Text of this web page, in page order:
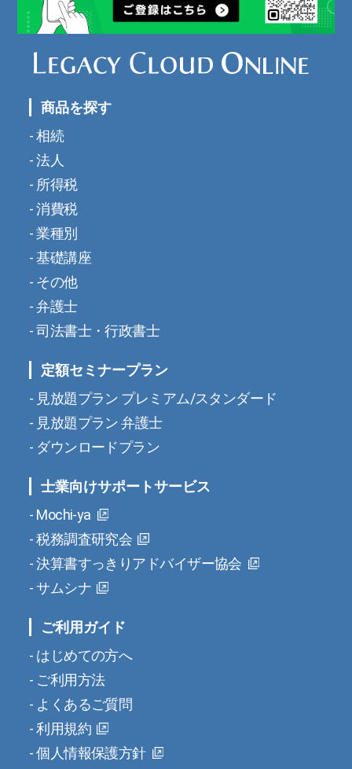
商品を探す
相続
法人
所得税
消費税
業種別
基礎講座
その他
弁護士
司法書士・行政書士
定額セミナープラン
見放題プラン プレミアム/スタンダード
見放題プラン 弁護士
ダウンロードプラン
士業向けサポートサービス
Mochi-ya
税務調査研究会
決算書すっきりアドバイザー協会
サムシナ
ご利用ガイド
はじめての方へ
ご利用方法
よくあるご質問
利用規約
個人情報保護方針